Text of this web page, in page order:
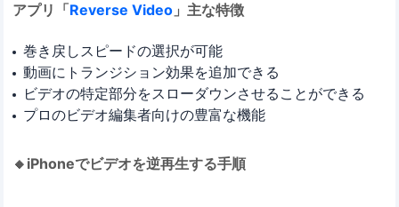
アプリ「Reverse Video 」主な特徴
巻き戻しスピードの選択が可能
動画にトランジション効果を追加できる
ビデオの特定部分をスローダウンさせることができる
プロのビデオ編集者向けの豊富な機能
🔸iPhoneでビデオを逆再生する手順